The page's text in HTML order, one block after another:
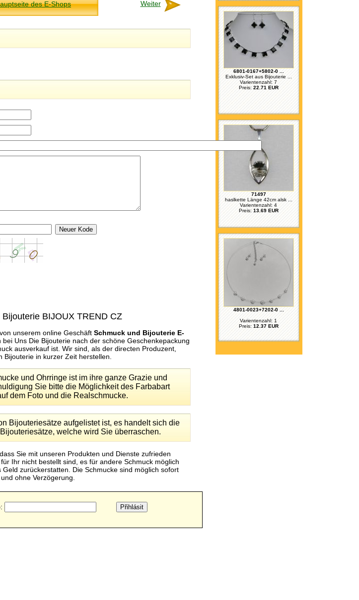
6801-0167+5802-0 ...
Exklusiv-Set aus Bijouterie ...
Varientenzahl: 7
Preis: 22.71 EUR
71497
haslkette Länge 42cm alsk ...
Varientenzahl: 4
Preis:13.69 EUR
4801-0023+7202-0 ...
Varientenzahl: 1
Preis: 12.37 EUR
des E-Shops Weiter
Bijouterie BIJOUX TREND CZ
von unserem online Geschäft Schmuck und Bijouterie E-
Uns Die Bijouterie nach der schöne Geschenkepackung
ausverkauf ist. Wir sind, als der directen Produzent,
in kurzer Zeit herstellen.
und Ohrringe ist im ihre ganze Grazie und
Sie bitte die Möglichkeit des Farbabart
dem Foto und die Realschmucke.
Bijouteriesätze aufgelistet ist, es handelt sich die
welche wird Sie überraschen.
Sie mit unseren Produkten und Dienste zufrieden
Ihr nicht bestellt sind, es für andere Schmuck möglich
zurückerstatten. Die Schmucke sind möglich sofort
ohne Verzögerung.